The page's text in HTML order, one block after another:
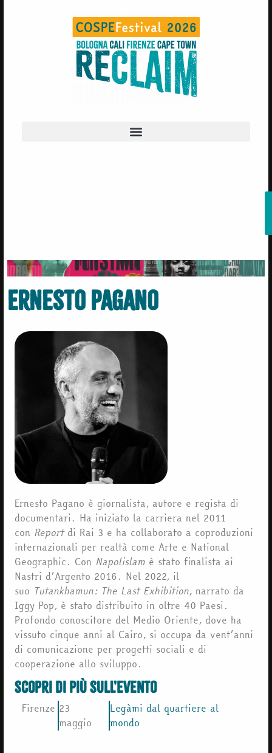
Ernesto Pagano
Ernesto Pagano è giornalista, autore e regista di
documentari. Ha iniziato la carriera nel 2011
con Reportdi Rai 3 e ha collaborato a coproduzioni
internazionali per realtà come Arte e National
Geographic. Con Napolislam è stato finalista ai
Nastri d’Argento 2016. Nel 2022, il
suo Tutankhamun: The Last Exhibition, narrato da
Iggy Pop, è stato distribuito in oltre 40 Paesi.
Profondo conoscitore del Medio Oriente, dove ha
vissuto cinque anni al Cairo, si occupa da vent’anni
di comunicazione per progetti sociali e di
cooperazione allo sviluppo.
scopri di più sull'evento
Firenze 23
maggio
Legàmi dal quartiere al
mondo